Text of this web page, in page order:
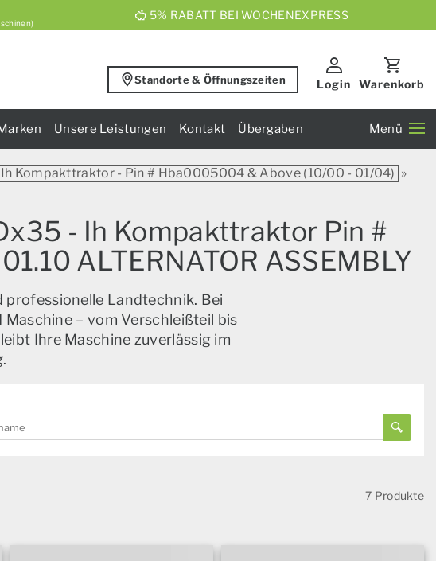
5% RABATT BEI WOCHENEXPRESS
Standorte & Öffnungszeiten Login Warenkorb
Unsere Leistungen Kontakt Übergaben Menü
Ih Kompakttraktor - Pin # Hba0005004 & Above (10/00 - 01/04) »
- Ih Kompakttraktor Pin #
ALTERNATOR ASSEMBLY
Landtechnik. Bei
– vom Verschleißteil bis
Ihre Maschine zuverlässig im
7 Produkte